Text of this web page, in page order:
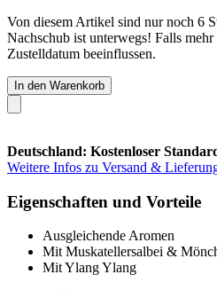
Von diesem Artikel sind nur noch 6
Nachschub ist unterwegs! Falls
Zustelldatum beeinflussen.
In den Warenkorb
Deutschland: Kostenloser
Weitere Infos zu Versand &
Eigenschaften und Vorteile
Ausgleichende Aromen
Mit Muskatellersalbei &
Mit Ylang Ylang